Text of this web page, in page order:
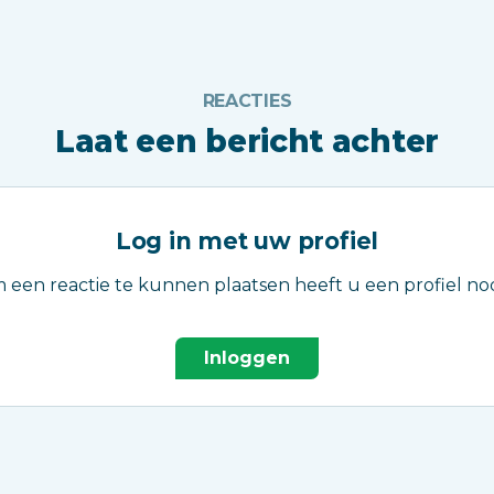
REACTIES
Laat een bericht achter
Log in met uw profiel
een reactie te kunnen plaatsen heeft u een profiel
Inloggen